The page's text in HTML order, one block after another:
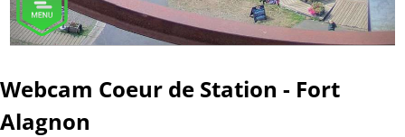
Webcam Coeur de Station - Fort
Alagnon